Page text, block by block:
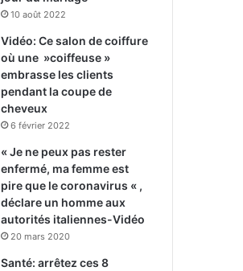
10 août 2022
Vidéo: Ce salon de coiffure
où une »coiffeuse »
embrasse les clients
pendant la coupe de
cheveux
6 février 2022
« Je ne peux pas rester
enfermé, ma femme est
pire que le coronavirus « ,
déclare un homme aux
autorités italiennes-Vidéo
20 mars 2020
Santé: arrêtez ces 8